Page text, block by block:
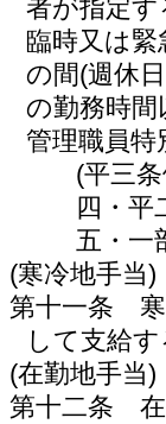
者が指定
臨時又は
の間(週休
の勤務時
管理職員特
(平三
四・平
五・一
(寒冷地手当)
第十一条
して支給
(在勤地手当)
第十二条